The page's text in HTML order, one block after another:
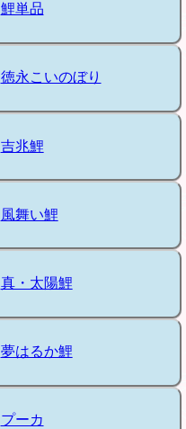
鯉単品
徳永こいのぼり
吉兆鯉
風舞い鯉
真・太陽鯉
夢はるか鯉
プーカ